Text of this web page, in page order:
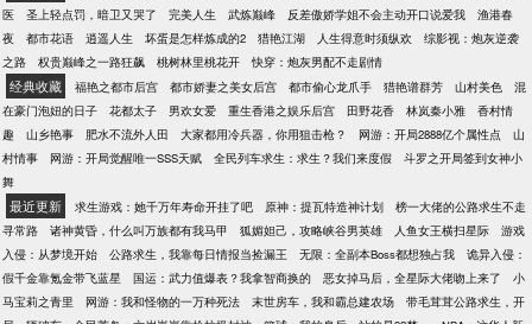
医
圣上轻点罚，暗卫又哭了 完美人生 武炼巅峰 反差傲娇学姐不会主动开口说爱我
渔港春
夜
都市花语 逍遥人生 坏蛋是怎样炼成的2 猎艳江湖 人生得意时须纵欢
综影视：炮灰逆袭
之路
权贵巅峰之一路狂飙 桃树林里桃花开 快穿：炮灰男配不走剧情
经典收藏 福艳之都市后宫 都市娇妻之美女后宫 都市偷心龙爪手 猎艳谱群芳 山村美色
混
在豪门泡妞的日子
花都太子 男欢女爱 重生香港之娱乐后宫 田野花香 林岚秦小雅
香村情
趣
山乡艳事 肥水不流外人田 大家都用冷兵器，你用狙击枪？ 网游：开局2888亿个属性点
山
村情事
网游：开局觉醒唯一SSS天赋 全民列车求生：求生？我们来度假
斗罗之开局签到女神小
舞
最近更新 求生游戏：她千万年寿命开挂了吧 原神：提瓦特造神计划
榜一大佬的公路求生不走
寻常路
诸神黄昏，什么叫万族都有我马甲 狐媚妲己，攻略峡谷男英雄 人鱼女王横扫星际
游戏
入侵：从梦境开始
公路求生，我靠每日情报当捡漏王 无限：全副本Boss都想独占我
诡异入侵：
假千金靠氪金带飞蓝星
国运：武力值爆表？我拿智商换的 恶女掉马后，全星际大佬吻上来了
小
马宝莉之青里
网游：我和怪物的一万种死法 末世房车，我和霸总建农场
带毛茸茸公路求生，开